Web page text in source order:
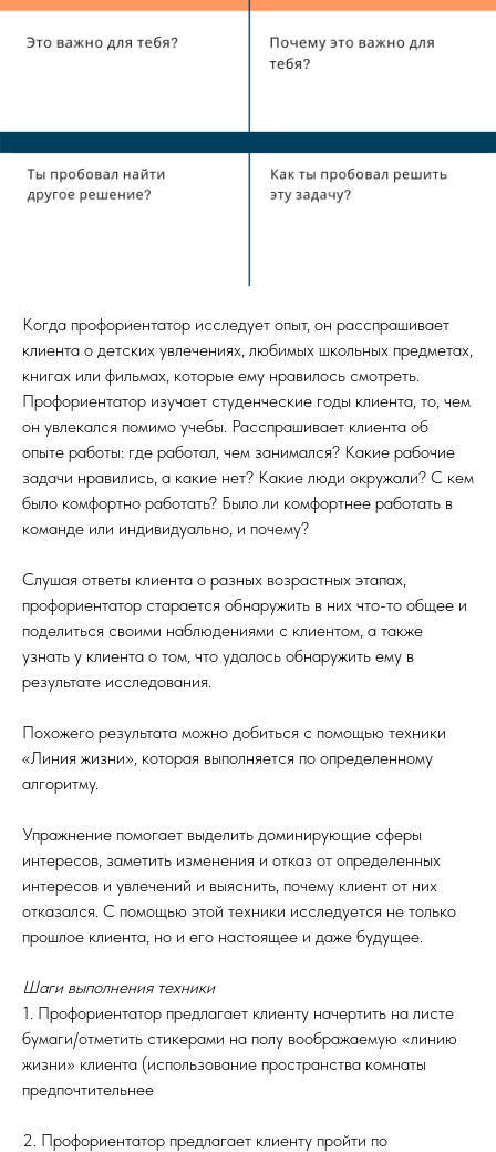
Когда профориентатор исследует опыт, он расспрашивает
клиента о детских увлечениях, любимых школьных предметах,
книгах или фильмах, которые ему нравилось смотреть.
Профориентатор изучает студенческие годы клиента, то, чем
он увлекался помимо учебы. Расспрашивает клиента об
опыте работы: где работал, чем занимался? Какие рабочие
задачи нравились, а какие нет? Какие люди окружали? С кем
было комфортно работать? Было ли комфортнее работать в
команде или индивидуально, и почему?
Слушая ответы клиента о разных возрастных этапах,
профориентатор старается обнаружить в них что-то общее и
поделиться своими наблюдениями с клиентом, а также
узнать у клиента о том, что удалось обнаружить ему в
результате исследования.
Похожего результата можно добиться с помощью техники
«Линия жизни», которая выполняется по определенному
алгоритму.
Упражнение помогает выделить доминирующие сферы
интересов, заметить изменения и отказ от определенных
интересов и увлечений и выяснить, почему клиент от них
отказался. С помощью этой техники исследуется не только
прошлое клиента, но и его настоящее и даже будущее.
Шаги выполнения техники
1. Профориентатор предлагает клиенту начертить на листе
бумаги/отметить стикерами на полу воображаемую «линию
жизни» клиента (использование пространства комнаты
предпочтительнее
2. Профориентатор предлагает клиенту пройти по